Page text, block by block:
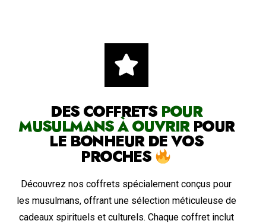
DES COFFRETSPOUR
MUSULMANS À OUVRIRPOUR
LE BONHEUR DE VOS
PROCHES
Découvrez nos coffrets spécialement conçus pour
les musulmans, offrant une sélection méticuleuse de
cadeaux spirituels et culturels. Chaque coffret inclut